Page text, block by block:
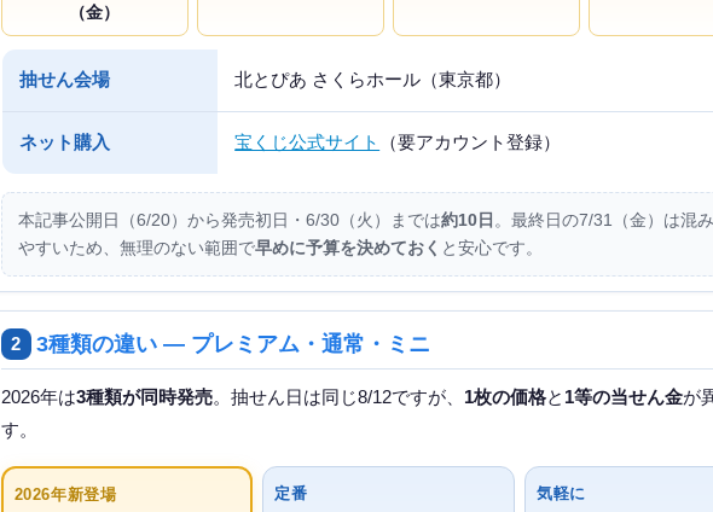
（金）
抽せん会場
北とぴあ さくらホール（東京都）
ネット購入 宝くじ公式サイト （要アカウント登録）
本記事公開日（6/20）から発売初日・6/30（火）までは約10日 。最終日の7/31（金）は混
やすいため、無理のない範囲で早めに予算を決めておく と安心です。
2 3種類の違い — プレミアム・通常・ミニ
2026年は3種類が同時発売。抽せん日は同じ8/12ですが、 1枚の価格と 1等の当せん金が
す。
2026年新登場 定番 気軽に